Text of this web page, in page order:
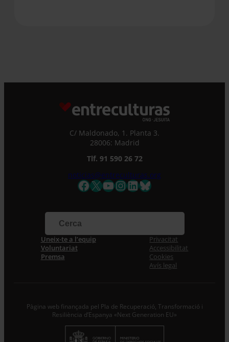
C/ Maldonado, 1. Planta 3.
28006: Madrid
Tlf. 91 590 26 72
noticias@entreculturas.org
Facebook
X YouTube
Instagram
LinkedIn
Bluesky
Uneix-te a l’equip
Voluntariat
Premsa
Privacitat
Accessibilitat
Cookies
Avís legal
Pàgina web finançada pel Pla de Recuperació, Transformació i
Resiliència d’Espanya «Next Generation EU»